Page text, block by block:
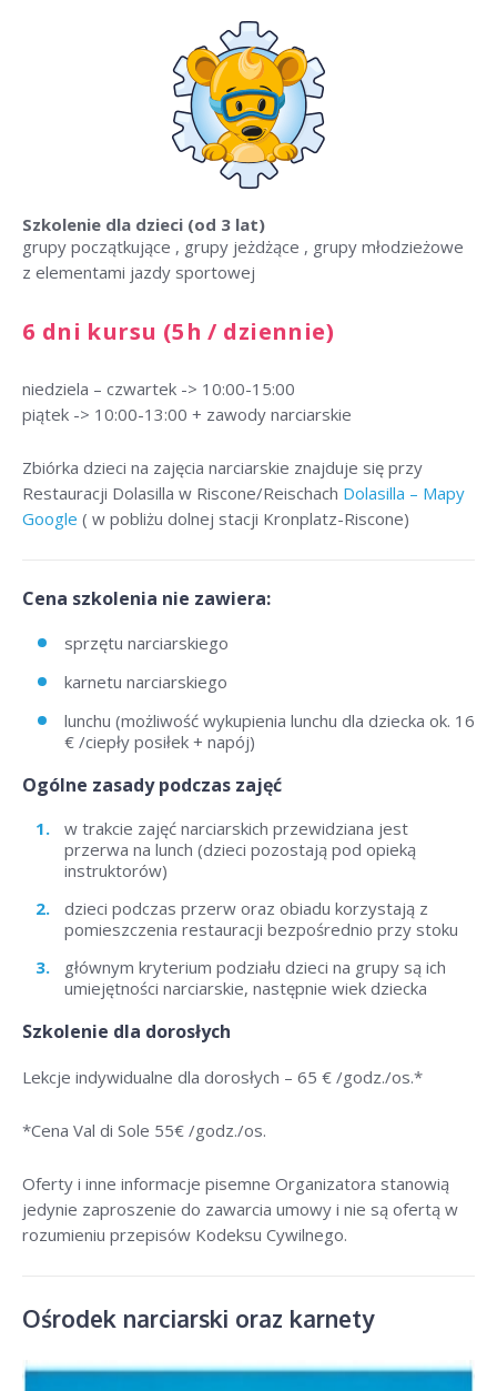
Szkolenie dla dzieci (od 3 lat)
grupy początkujące , grupy jeżdżące , grupy młodzieżowe
z elementami jazdy sportowej
6 dni kursu (5h / dziennie)
niedziela – czwartek -> 10:00-15:00
piątek -> 10:00-13:00 + zawody narciarskie
Zbiórka dzieci na zajęcia narciarskie znajduje się przy
Restauracji Dolasilla w Riscone/Reischach Dolasilla – Mapy
Google ( w pobliżu dolnej stacji Kronplatz-Riscone)
Cena szkolenia nie zawiera:
sprzętu narciarskiego
karnetu narciarskiego
lunchu (możliwość wykupienia lunchu dla dziecka ok. 16
€ /ciepły posiłek + napój)
Ogólne zasady podczas zajęć
w trakcie zajęć narciarskich przewidziana jest
przerwa na lunch (dzieci pozostają pod opieką
instruktorów)
dzieci podczas przerw oraz obiadu korzystają z
pomieszczenia restauracji bezpośrednio przy stoku
głównym kryterium podziału dzieci na grupy są ich
umiejętności narciarskie, następnie wiek dziecka
Szkolenie dla dorosłych
Lekcje indywidualne dla dorosłych – 65 € /godz./os.*
*Cena Val di Sole 55€ /godz./os.
Oferty i inne informacje pisemne Organizatora stanowią
jedynie zaproszenie do zawarcia umowy i nie są ofertą w
rozumieniu przepisów Kodeksu Cywilnego.
Ośrodek narciarski oraz karnety